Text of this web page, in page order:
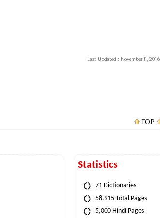
Last Updated : November 11, 2016
TOP
Statistics
71 Dictionaries
58,915 Total Pages
5,000 Hindi Pages